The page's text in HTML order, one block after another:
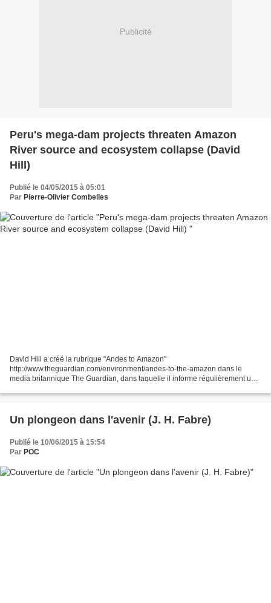
Publicité
Peru's mega-dam projects threaten Amazon
River source and ecosystem collapse (David
Hill)
Publié le 04/05/2015 à 05:01
Par Pierre-Olivier Combelles
David Hill a créé la rubrique "Andes to Amazon"
http://www.theguardian.com/environment/andes-to-the-amazon dans le
media britannique The Guardian, dans laquelle il informe régulièrement un
Un plongeon dans l'avenir (J. H. Fabre)
Publié le 10/06/2015 à 15:54
Par POC